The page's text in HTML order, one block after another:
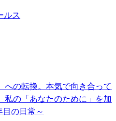
ルス
への転換。本気で向き合って
私の「あなたのために」を加
の日常～